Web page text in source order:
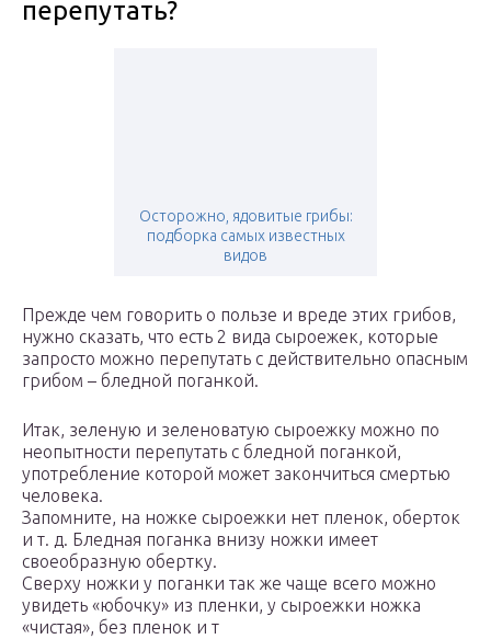
перепутать?
Осторожно, ядовитые грибы:
подборка самых известных
видов
Прежде чем говорить о пользе и вреде этих грибов,
нужно сказать, что есть 2 вида сыроежек, которые
запросто можно перепутать с действительно опасным
грибом – бледной поганкой.
Итак, зеленую и зеленоватую сыроежку можно по
неопытности перепутать с бледной поганкой,
употребление которой может закончиться смертью
человека.
Запомните, на ножке сыроежки нет пленок, оберток
и т. д. Бледная поганка внизу ножки имеет
своеобразную обертку.
Сверху ножки у поганки так же чаще всего можно
увидеть «юбочку» из пленки, у сыроежки ножка
«чистая», без пленок и т